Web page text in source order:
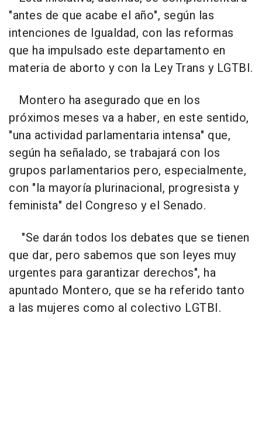
"antes de que acabe el año", según las
intenciones de Igualdad, con las reformas
que ha impulsado este departamento en
materia de aborto y con la Ley Trans y LGTBI.
Montero ha asegurado que en los
próximos meses va a haber, en este sentido,
"una actividad parlamentaria intensa" que,
según ha señalado, se trabajará con los
grupos parlamentarios pero, especialmente,
con "la mayoría plurinacional, progresista y
feminista" del Congreso y el Senado.
"Se darán todos los debates que se tienen
que dar, pero sabemos que son leyes muy
urgentes para garantizar derechos", ha
apuntado Montero, que se ha referido tanto
a las mujeres como al colectivo LGTBI.